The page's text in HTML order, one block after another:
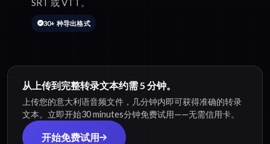
SRT 或 VTT。
30+ 种导出格式
从上传到完整转录文本约需 5 分钟。
上传您的意大利语音频文件，几分钟内即可获得准确的转录
文本。立即开始30 minutes分钟免费试用——无需信用卡。
开始免费试用